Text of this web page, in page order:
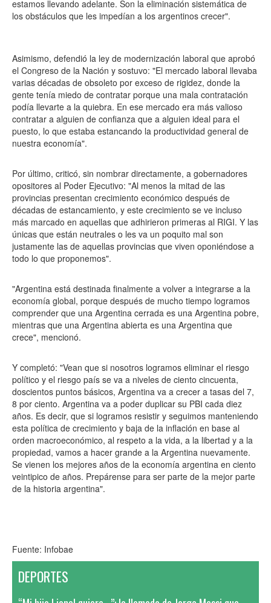
estamos llevando adelante. Son la eliminación sistemática de
los obstáculos que les impedían a los argentinos crecer".
Asimismo, defendió la ley de modernización laboral que aprobó
el Congreso de la Nación y sostuvo: "El mercado laboral llevaba
varias décadas de obsoleto por exceso de rigidez, donde la
gente tenía miedo de contratar porque una mala contratación
podía llevarte a la quiebra. En ese mercado era más valioso
contratar a alguien de confianza que a alguien ideal para el
puesto, lo que estaba estancando la productividad general de
nuestra economía".
Por último, criticó, sin nombrar directamente, a gobernadores
opositores al Poder Ejecutivo: "Al menos la mitad de las
provincias presentan crecimiento económico después de
décadas de estancamiento, y este crecimiento se ve incluso
más marcado en aquellas que adhirieron primeras al RIGI. Y las
únicas que están neutrales o les va un poquito mal son
justamente las de aquellas provincias que viven oponiéndose a
todo lo que proponemos".
"Argentina está destinada finalmente a volver a integrarse a la
economía global, porque después de mucho tiempo logramos
comprender que una Argentina cerrada es una Argentina pobre,
mientras que una Argentina abierta es una Argentina que
crece", mencionó.
Y completó: "Vean que si nosotros logramos eliminar el riesgo
político y el riesgo país se va a niveles de ciento cincuenta,
doscientos puntos básicos, Argentina va a crecer a tasas del 7,
8 por ciento. Argentina va a poder duplicar su PBI cada diez
años. Es decir, que si logramos resistir y seguimos manteniendo
esta política de crecimiento y baja de la inflación en base al
orden macroeconómico, al respeto a la vida, a la libertad y a la
propiedad, vamos a hacer grande a la Argentina nuevamente.
Se vienen los mejores años de la economía argentina en ciento
veintipico de años. Prepárense para ser parte de la mejor parte
de la historia argentina".
Fuente: Infobae
DEPORTES